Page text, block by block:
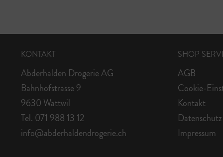
KONTAKT
Abderhalden Drogerie AG
Bahnhofstrasse 9
9630 Wattwil
Tel. 071 988 13 12
info@abderhaldendrogerie.ch
SHOP
AGB
Cookie-
Kontakt
Datenschutz
Impressum